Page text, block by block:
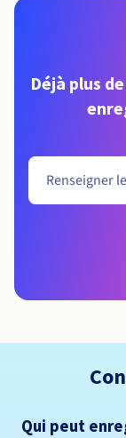
Déjà plus
Qui peut